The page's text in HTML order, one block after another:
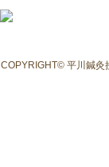
COPYRIGHT© 平川鍼灸